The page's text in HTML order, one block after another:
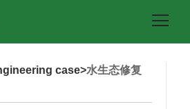
case>水生态修复